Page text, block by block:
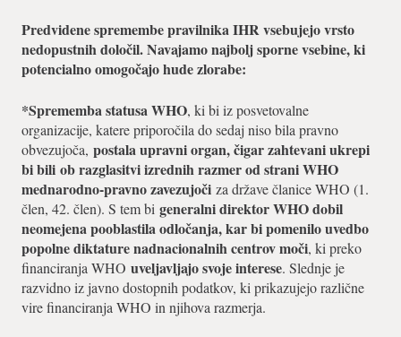
Predvidene spremembe pravilnika IHR vsebujejo vrsto
nedopustnih določil. Navajamo najbolj sporne vsebine, ki
potencialno omogočajo hude zlorabe:
*Sprememba statusa WHO, ki bi iz posvetovalne
organizacije, katere priporočila do sedaj niso bila pravno
obvezujoča, postala upravni organ, čigar zahtevani ukrepi
bi bili ob razglasitvi izrednih razmer od strani WHO
mednarodno-pravno zavezujoči za države članice WHO (1.
člen, 42. člen). S tem bi generalni direktor WHO dobil
neomejena pooblastila odločanja, kar bi pomenilo uvedbo
popolne diktature nadnacionalnih centrov moči, ki preko
financiranja WHO uveljavljajo svoje interese. Slednje je
razvidno iz javno dostopnih podatkov, ki prikazujejo različne
vire financiranja WHO in njihova razmerja.